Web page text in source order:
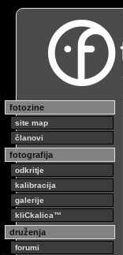
fotozine
site map
članovi
fotografija
odkritje
kalibracija
galerije
kliCkalica™
druženja
forumi